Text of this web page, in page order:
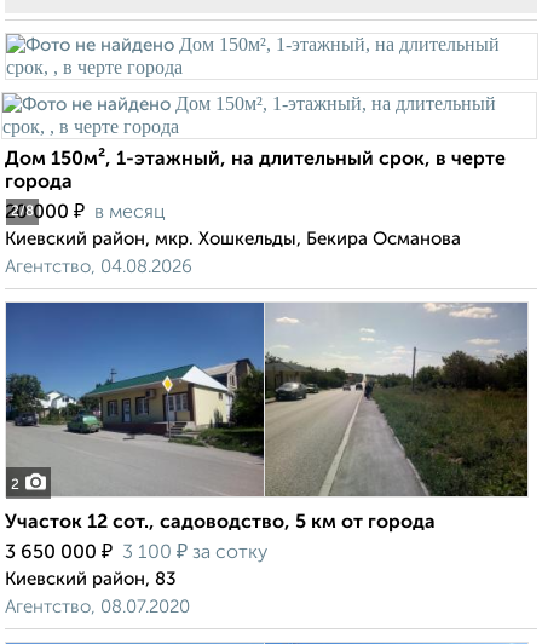
2/8
Дом 150м², 1-этажный, на длительный срок, в черте
города
20 000 ₽ в месяц
Киевский район, мкр. Хошкельды, Бекира Османова
Агентство, 04.08.2026
2
Участок 12 сот., садоводство, 5 км от города
3 650 000 ₽ 3 100 ₽ за сотку
Киевский район, 83
Агентство, 08.07.2020